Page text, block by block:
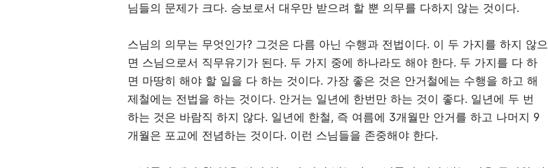
님들의 문제가 크다. 승보로서 대우만 받으려 할 뿐 의무를 다하지 않는 것이다.
스님의 의무는 무엇인가? 그것은 다름 아닌 수행과 전법이다. 이 두 가지를 하지 않으
면 스님으로서 직무유기가 된다. 두 가지 중에 하나라도 해야 한다. 두 가지를 다 하
면 마땅히 해야 할 일을 다 하는 것이다. 가장 좋은 것은 안거철에는 수행을 하고 해
제철에는 전법을 하는 것이다. 안거는 일년에 한번만 하는 것이 좋다. 일년에 두 번
하는 것은 바람직 하지 않다. 일년에 한철, 즉 여름에 3개월만 안거를 하고 나머지 9
개월은 포교에 전념하는 것이다. 이런 스님들을 존중해야 한다.